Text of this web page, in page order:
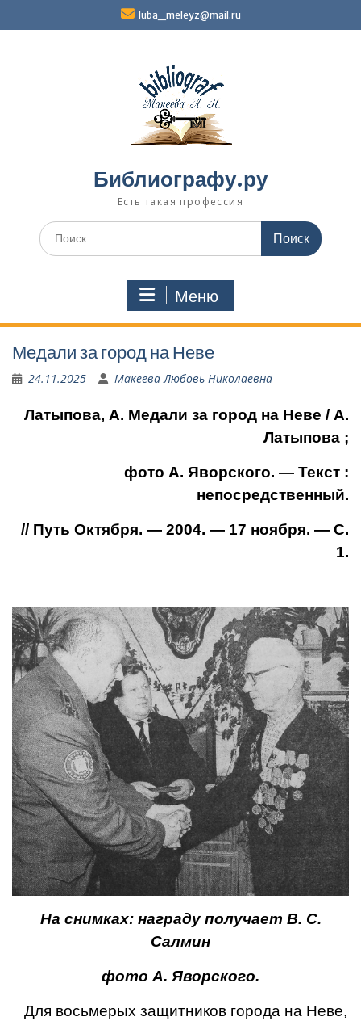
luba_meleyz@mail.ru
Библиографу.ру
Есть такая профессия
Поиск
по:
Меню
Медали за город на Неве
24.11.2025 Макеева Любовь Николаевна
Латыпова, А. Медали за город на Неве / А.
Латыпова ;
фото А. Яворского. — Текст :
непосредственный.
// Путь Октября. — 2004. — 17 ноября. — С.
1.
На снимках: награду по­лучает В. С.
Салмин
фото А. Яворского.
Для восьмерых защитников города на Неве,